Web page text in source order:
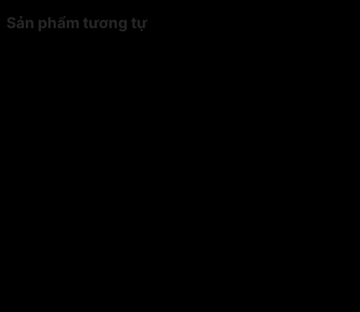
Sản phẩm tương tự